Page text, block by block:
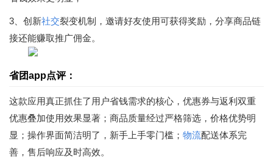
3、创新社交裂变机制，邀请好友使用可获得奖励，分享商品链
接还能赚取推广佣金。
省团app点评：
这款应用真正抓住了用户省钱需求的核心，优惠券与返利双重
优惠叠加使用效果显著；商品质量经过严格筛选，价格优势明
显；操作界面简洁明了，新手上手零门槛； 物流配送体系完
善，售后响应及时高效。